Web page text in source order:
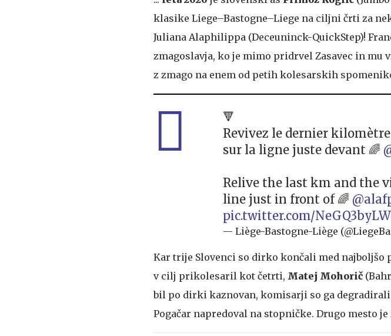
klasike Liege–Bastogne–Liege na ciljni črti za
Juliana Alaphilippa (Deceuninck-QuickStep)!
zmagoslavja, ko je mimo pridrvel Zasavec in mu
z zmago na enem od petih kolesarskih
🔻
Revivez le dernier
sur la ligne juste devant 🌈
Relive the last km and the
line just in front of 🌈
pic.twitter.com/
— Liège-Bastogne-Liège
Kar trije Slovenci so dirko končali med najboljšo
v cilj prikolesaril kot četrti, Matej Mohorič
bil po dirki kaznovan, komisarji so ga degradirali
Pogačar napredoval na stopničke. Drugo mesto